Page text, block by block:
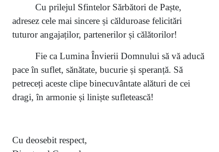
Cu prilejul Sfintelor Sărbători de Paște,
adresez cele mai sincere și călduroase felicitări
tuturor angajaților, partenerilor și călătorilor!
Fie ca Lumina Învierii Domnului să vă aducă
pace în suflet, sănătate, bucurie și speranță. Să
petreceți aceste clipe binecuvântate alături de cei
dragi, în armonie și liniște sufletească!
Cu deosebit respect,